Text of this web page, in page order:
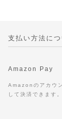
支払い方法につ
Amazon Pay
Amazonのアカウ
して決済できます